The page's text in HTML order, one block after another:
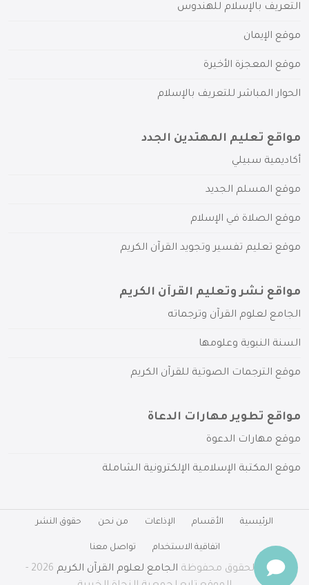
التعريف بالإسلام للهندوس
موقع الإيمان
موقع المعجزة الأخيرة
الحوار المباشر للتعريف بالإسلام
مواقع تعليم المهتدين الجدد
أكاديمية سبيلي
موقع المسلم الجديد
موقع الصلاة في الإسلام
موقع تعليم تفسير وتجويد القرآن الكريم
مواقع نشر وتعليم القرآن الكريم
الجامع لعلوم القرآن وترجماته
السنة النبوية وعلومها
موقع الترجمات الصوتية للقرآن الكريم
مواقع تطوير مهارات الدعاة
موقع مهارات الدعوة
موقع المكتبة الإسلامية الإلكترونية الشاملة
الرئيسية الأقسام الإذاعات من نحن حقوق النشر
اتفاقية الاستخدام تواصل معنا
جميع الحقوق محفوظة الجامع لعلوم القرآن الكريم
2026 -